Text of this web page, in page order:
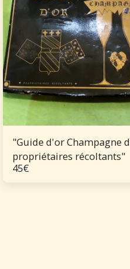
"Guide d'or Champagne
propriétaires récoltants"
45€